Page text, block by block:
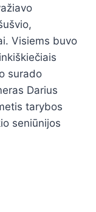
Visiems buvo
surado
Darius
tarybos
seniūnijos